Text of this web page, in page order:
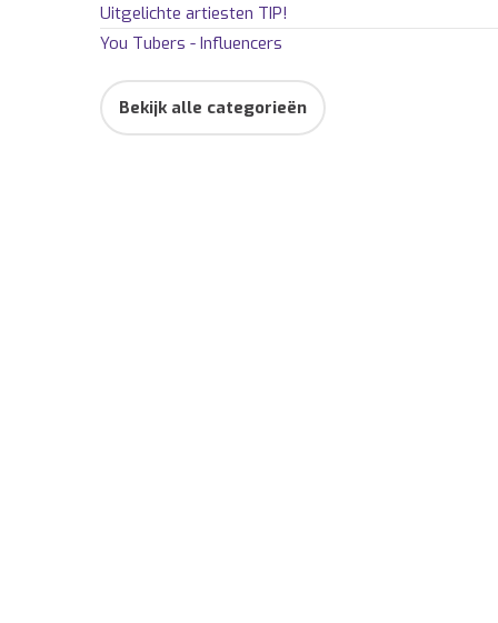
Uitgelichte artiesten TIP!
You Tubers - Influencers
Bekijk alle categorieën